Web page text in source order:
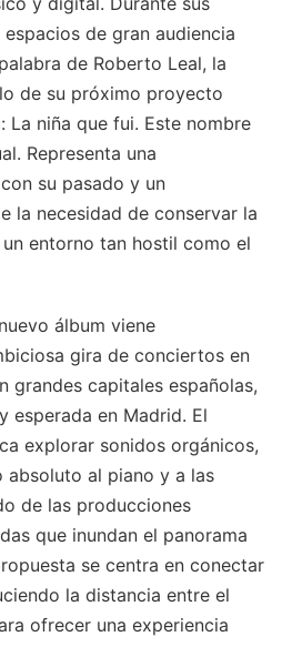
de gran audiencia
de Roberto Leal, la
de su próximo proyecto
niña que fui. Este nombre
Representa una
su pasado y un
la necesidad de conservar la
entorno tan hostil como el
álbum viene
gira de conciertos en
grandes capitales españolas,
esperada en Madrid. El
explorar sonidos orgánicos,
al piano y a las
de las producciones
que inundan el panorama
se centra en conectar
la distancia entre el
ofrecer una experiencia